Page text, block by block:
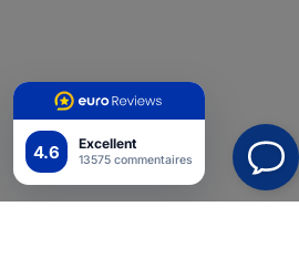
4.6 Excellent
13575 commentaires